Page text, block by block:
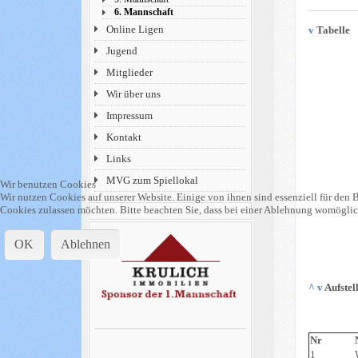
6. Mannschaft
Online Ligen
Jugend
Mitglieder
Wir über uns
Impressum
Kontakt
Links
MVG zum Spiellokal
vTabelle
^v
Nr
1
Wir benutzen Cookies
Wir nutzen Cookies auf unserer Website. Einige von ihnen sind essenziell für den
Cookies zulassen möchten. Bitte beachten Sie, dass bei einer Ablehnung
OK Ablehnen